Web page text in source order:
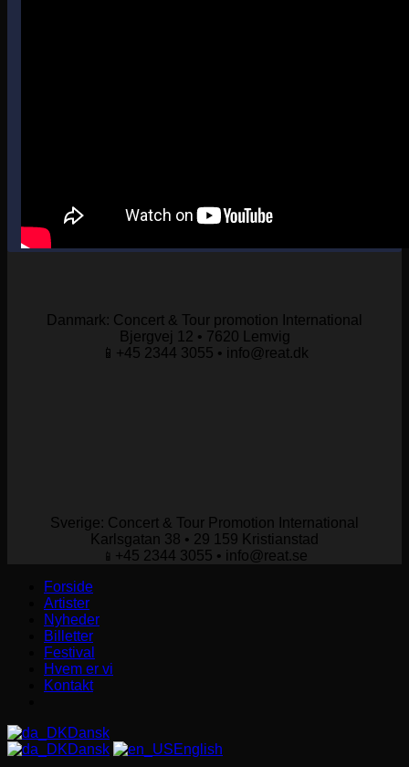
Danmark: Concert & Tour promotion International
Bjergvej 12 • 7620 Lemvig
📱+45 2344 3055 • info@reat.dk
Sverige: Concert & Tour Promotion International
Karlsgatan 38 • 29 159 Kristianstad
📱 +45 2344 3055 • info@reat.se
Forside
Artister
Nyheder
Billetter
Festival
Hvem er vi
Kontakt
Dansk
Dansk
English